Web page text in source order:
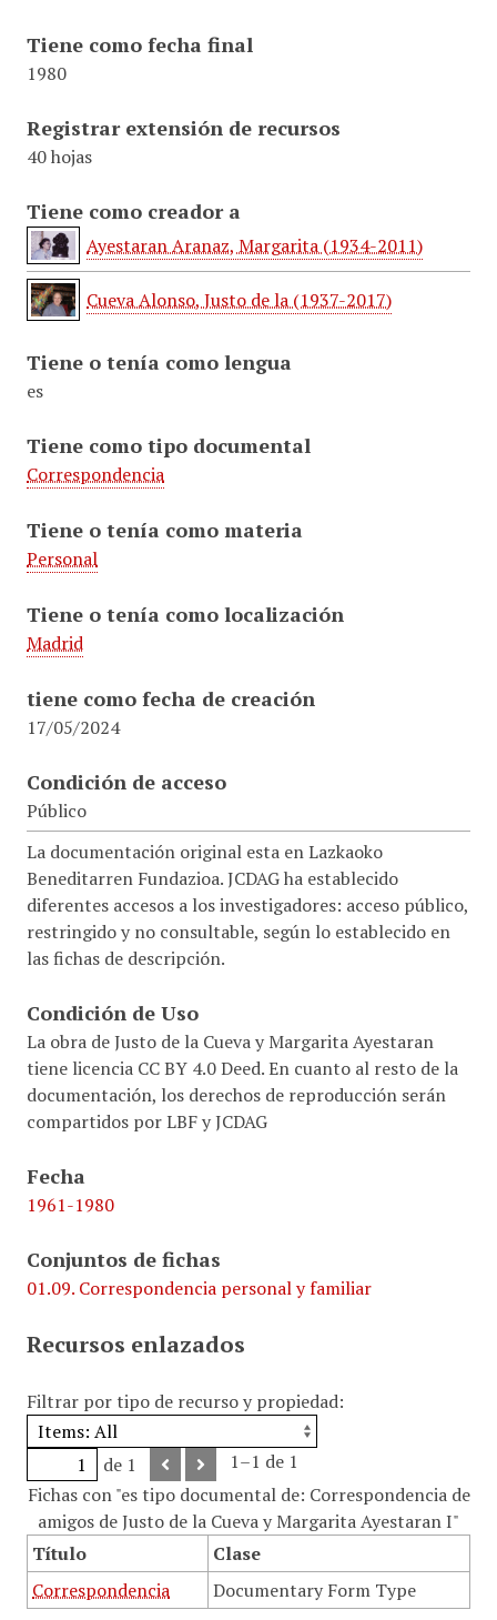
Tiene como fecha final
1980
Registrar extensión de recursos
40 hojas
Tiene como creador a
Ayestaran Aranaz, Margarita (1934-2011)
Cueva Alonso, Justo de la (1937-2017)
Tiene o tenía como lengua
es
Tiene como tipo documental
Correspondencia
Tiene o tenía como materia
Personal
Tiene o tenía como localización
Madrid
tiene como fecha de creación
17/05/2024
Condición de acceso
Público
La documentación original esta en Lazkaoko
Beneditarren Fundazioa. JCDAG ha establecido
diferentes accesos a los investigadores: acceso público,
restringido y no consultable, según lo establecido en
las fichas de descripción.
Condición de Uso
La obra de Justo de la Cueva y Margarita Ayestaran
tiene licencia CC BY 4.0 Deed. En cuanto al resto de la
documentación, los derechos de reproducción serán
compartidos por LBF y JCDAG
Fecha
1961-1980
Conjuntos de fichas
01.09. Correspondencia personal y familiar
Recursos enlazados
Filtrar por tipo de recurso y propiedad:
de 1
1–1 de 1
Fichas con "es tipo documental de: Correspondencia de
amigos de Justo de la Cueva y Margarita Ayestaran I"
Título
Clase
Correspondencia
Documentary Form Type